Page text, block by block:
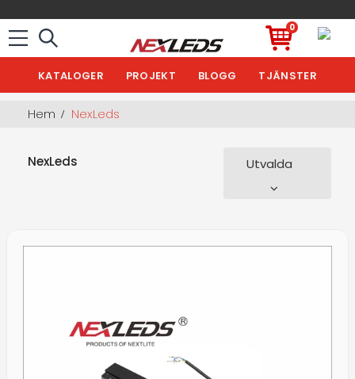
0
KATALOGER PROJEKT BLOGG TJÄNSTER
Hem NexLeds
NexLeds